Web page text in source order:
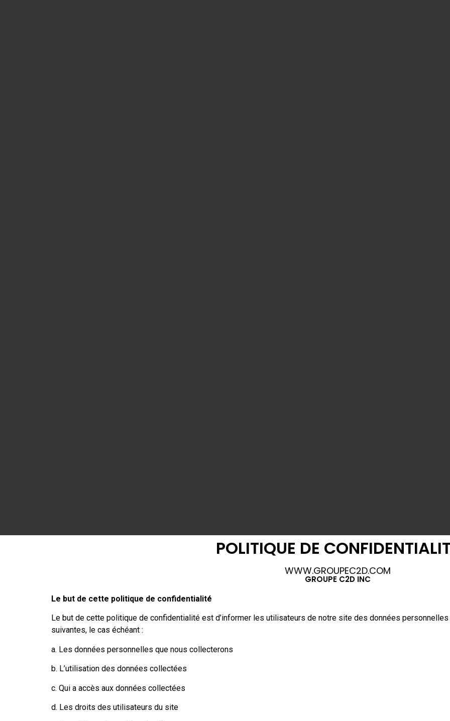
POLITIQUE DE
WWW.GROUPEC2D.COM
GROUPE C2D INC
Le but de cette politique de confidentialité
Le but de cette politique de confidentialité est d’informer les utilisateurs de notre site des données
suivantes, le cas échéant :
a. Les données personnelles que nous collecterons
b. L’utilisation des données collectées
c. Qui a accès aux données collectées
d. Les droits des utilisateurs du site